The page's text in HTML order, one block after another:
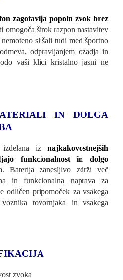
zagotavlja popoln zvok brez
omogoča širok razpon nastavitev
slišali tudi med športno
odpravljanjem ozadja in
vaši klici kristalno jasni ne
IN DOLGA
izdelana iz najkakovostnejših
funkcionalnost in dolgo
Baterija zanesljivo zdrži več
in funkcionalna naprava za
odličen pripomoček za vsakega
voznika tovornjaka in vsakega
zvoka